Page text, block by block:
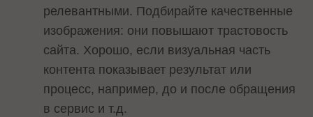
релевантными. Подбирайте качественные
изображения: они повышают трастовость
сайта. Хорошо, если визуальная часть
контента показывает результат или
процесс, например, до и после обращения
в сервис и т.д.